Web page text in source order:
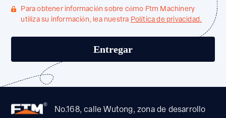
Para obtener información sobre cómo Ftm Machinery
utiliza su información, lea nuestra Política de privacidad.
No.168, calle Wutong, zona de desarrollo